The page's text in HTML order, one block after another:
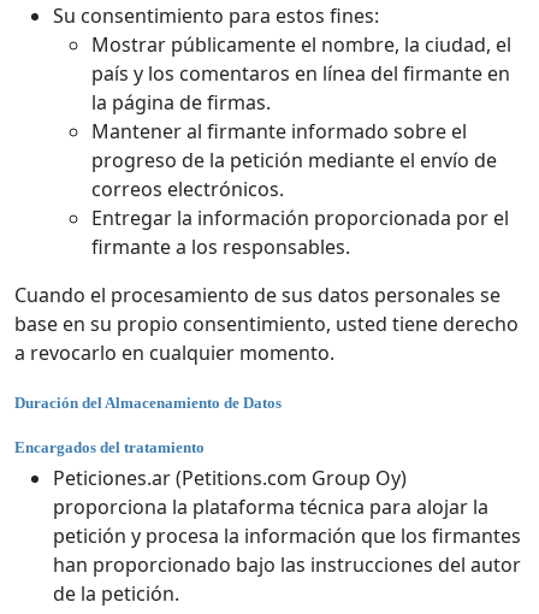
Su consentimiento para estos fines:
Mostrar públicamente el nombre, la ciudad, el
país y los comentaros en línea del firmante en
la página de firmas.
Mantener al firmante informado sobre el
progreso de la petición mediante el envío de
correos electrónicos.
Entregar la información proporcionada por el
firmante a los responsables.
Cuando el procesamiento de sus datos personales se
base en su propio consentimiento, usted tiene derecho
a revocarlo en cualquier momento.
Duración del Almacenamiento de Datos
Encargados del tratamiento
Peticiones.ar (Petitions.com Group Oy)
proporciona la plataforma técnica para alojar la
petición y procesa la información que los firmantes
han proporcionado bajo las instrucciones del autor
de la petición.